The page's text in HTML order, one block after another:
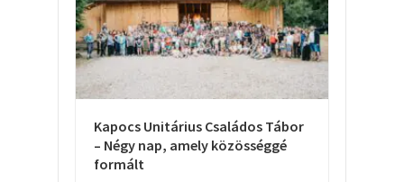
Kapocs Unitárius Családos Tábor
– Négy nap, amely közösséggé
formált